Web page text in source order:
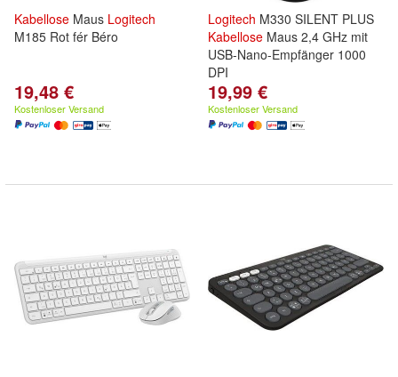
Kabellose Maus Logitech
M185 Rot fér Béro
19,48 €
Kostenloser Versand
Logitech M330 SILENT PLUS
Kabellose Maus 2,4 GHz mit
USB-Nano-Empfänger 1000
DPI
19,99 €
Kostenloser Versand